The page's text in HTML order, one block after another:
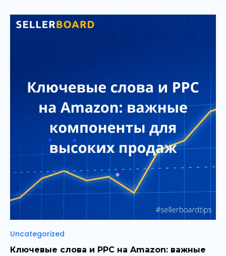
Рубрики
Uncategorized
Ключевые слова и PPC на Amazon: важные